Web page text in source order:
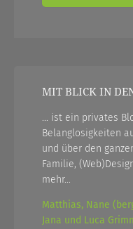
MIT BLICK IN
... ist ein privates
Belanglosigkeiten
und über den
Familie,
mehr...
Matthias, Nane
Jana und Luca